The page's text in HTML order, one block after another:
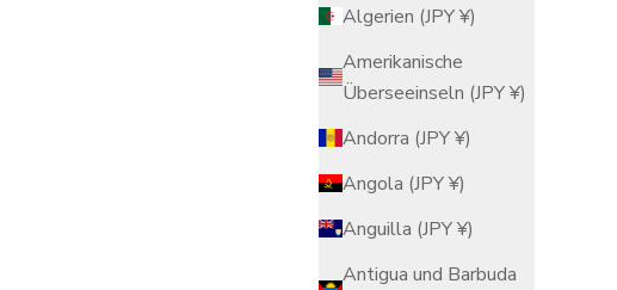
Algerien (JPY ¥)
Amerikanische
Überseeinseln (JPY ¥)
Andorra (JPY ¥)
Angola (JPY ¥)
Anguilla (JPY ¥)
Antigua und Barbuda